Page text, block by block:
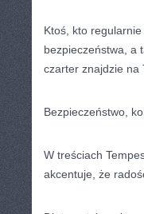
Ktoś, kto
bezpieczeństwa, a
czarter znajdzie na
Bezpieczeństwo,
W treściach
akcentuje, że